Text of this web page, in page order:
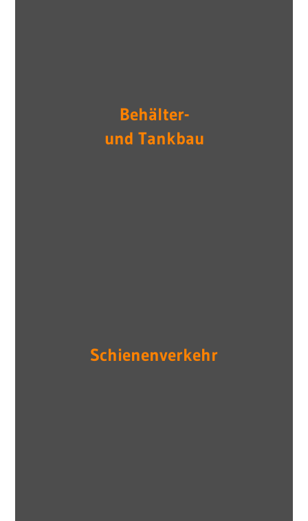
Behälter-
und Tankbau
Schienenverkehr